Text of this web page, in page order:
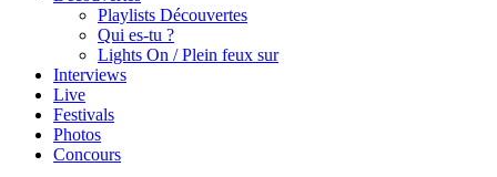
Playlists Découvertes
Qui es-tu ?
Lights On / Plein feux sur
Interviews
Live
Festivals
Photos
Concours